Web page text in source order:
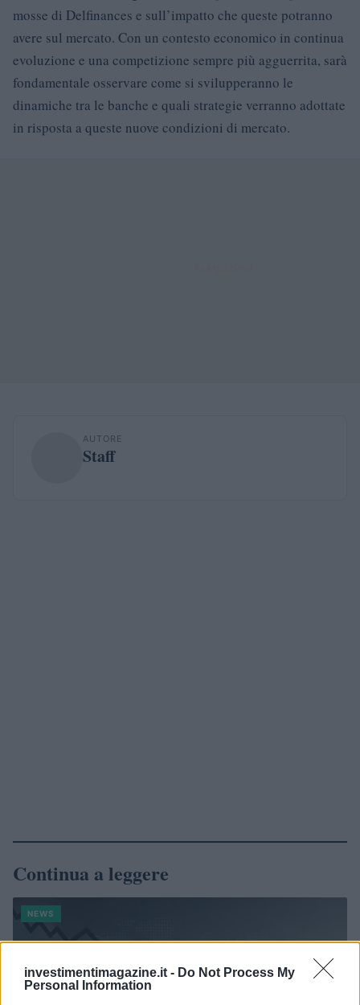
investimentimagazine.it - Do Not Process My
Personal Information
mosse di Delfinances e sull’impatto che queste potranno
avere sul mercato. Con un contesto economico in continua
evoluzione e una competizione sempre più agguerrita, sarà
fondamentale osservare come si svilupperanno le
dinamiche tra le banche e quali strategie verranno adottate
in risposta a queste nuove condizioni di mercato.
AUTORE
Staff
Continua a leggere
NEWS